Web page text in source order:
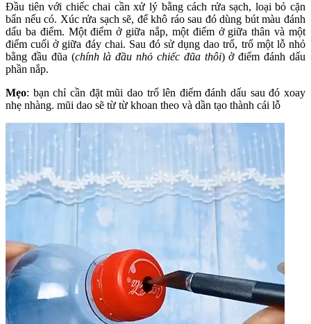
Đầu tiên với chiếc chai cần xử lý bằng cách rửa sạch, loại bỏ cặn
bẩn nếu có. Xúc rửa sạch sẽ, để khô ráo sau đó dùng bút màu đánh
dấu ba điểm. Một điểm ở giữa nắp, một điểm ở giữa thân và một
điểm cuối ở giữa đáy chai. Sau đó sử dụng dao trổ, trổ một lỗ nhỏ
bằng đầu đũa (chính là đầu nhỏ chiếc đũa thôi) ở điểm đánh dấu
phần nắp.
Mẹo: bạn chỉ cần đặt mũi dao trổ lên điểm đánh dấu sau đó xoay
nhẹ nhàng. mũi dao sẽ từ từ khoan theo và dần tạo thành cái lỗ